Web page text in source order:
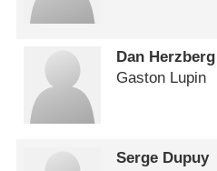
Dan Herzberg
Gaston Lupin
Serge Dupuy